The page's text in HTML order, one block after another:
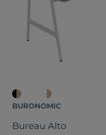
BURONOMIC
Bureau Alto